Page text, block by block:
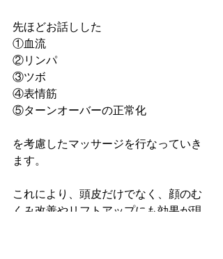
先ほどお話しした
①血流
②リンパ
③ツボ
④表情筋
⑤ターンオーバーの正常化
を考慮したマッサージを行なっていき
ます。
これにより、頭皮だけでなく、顔のむ
くみ改善やリフトアップにも効果が現